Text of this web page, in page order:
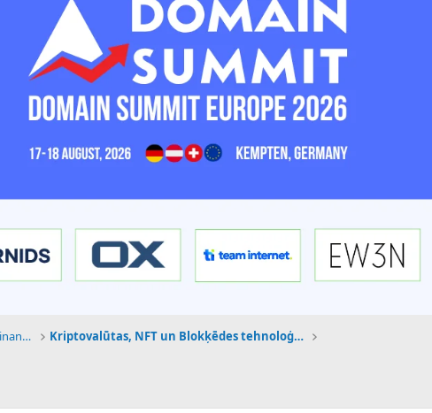
Tehnoloģijas, Kriptovalūtas un Nākotnes Finanses Kriptovalūtas, NFT un Blokķēdes tehnoloģijas